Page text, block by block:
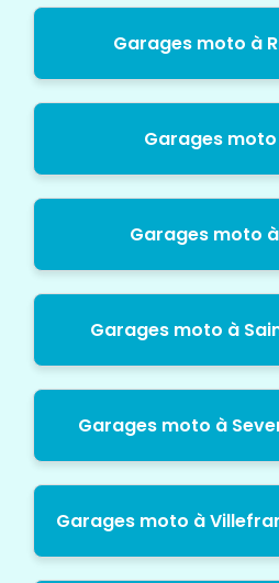
Garages moto à
Garages
Garages moto
Garages moto à
Garages moto à
Garages moto à